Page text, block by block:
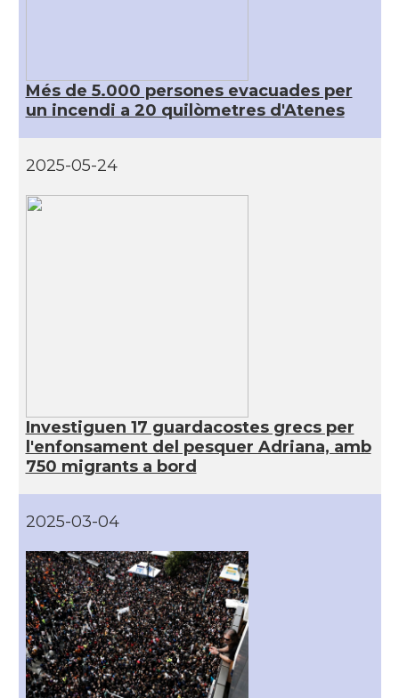
Més de 5.000 persones evacuades per
un incendi a 20 quilòmetres d'Atenes
2025-05-24
Investiguen 17 guardacostes grecs per
l'enfonsament del pesquer Adriana, amb
750 migrants a bord
2025-03-04